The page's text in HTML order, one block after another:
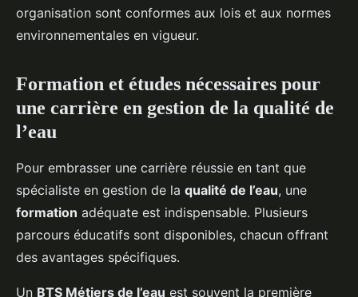
organisation sont conformes aux lois et aux normes
environnementales en vigueur.
Formation et études nécessaires pour
une carrière en gestion de la qualité de
l’eau
Pour embrasser une carrière réussie en tant que
spécialiste en gestion de la qualité de l’eau, une
formation adéquate est indispensable. Plusieurs
parcours éducatifs sont disponibles, chacun offrant
des avantages spécifiques.
Un BTS Métiers de l’eau est souvent la première